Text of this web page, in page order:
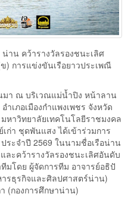
าน คว้ารางวัลรองชนะเลิศ
) การแข่งขันเรือยาวประเพณี
า ณ บริเวณแม่น้ำปิง หน้าลาน
เภอเมืองกำแพงเพชร จังหวัด
หาวิทยาลัยเทคโนโลยีราชมงคล
ก่า ชุดพันแสง ได้เข้าร่วมการ
ระจำปี 2569 ในนามชื่อเรือน่าน
ละคว้ารางวัลรองชนะเลิศอันดับ
มโดย ผู้จัดการทีม อาจารย์อธิปั
รธุรกิจและศิลปศาสตร์น่าน)
(กองการศึกษาน่าน)